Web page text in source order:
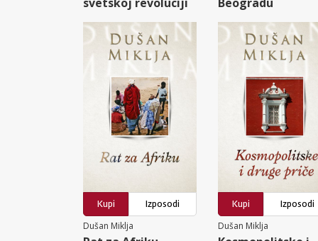
Kupi
Izposodi
Dušan Miklja
Kupi
Izposodi
Dušan Miklja